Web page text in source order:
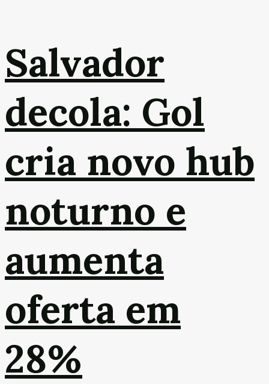
Salvador
decola: Gol
cria novo hub
noturno e
aumenta
oferta em
28%